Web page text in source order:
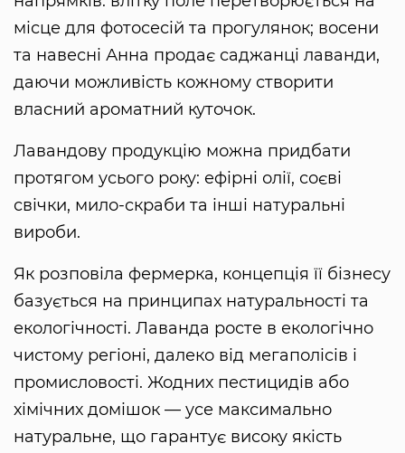
місце для фотосесій та прогулянок; восени
та навесні Анна продає саджанці лаванди,
даючи можливість кожному створити
власний ароматний куточок.
Лавандову продукцію можна придбати
протягом усього року: ефірні олії, соєві
свічки, мило-скраби та інші натуральні
вироби.
Як розповіла фермерка, концепція її бізнесу
базується на принципах натуральності та
екологічності. Лаванда росте в екологічно
чистому регіоні, далеко від мегаполісів і
промисловості. Жодних пестицидів або
хімічних домішок — усе максимально
натуральне, що гарантує високу якість